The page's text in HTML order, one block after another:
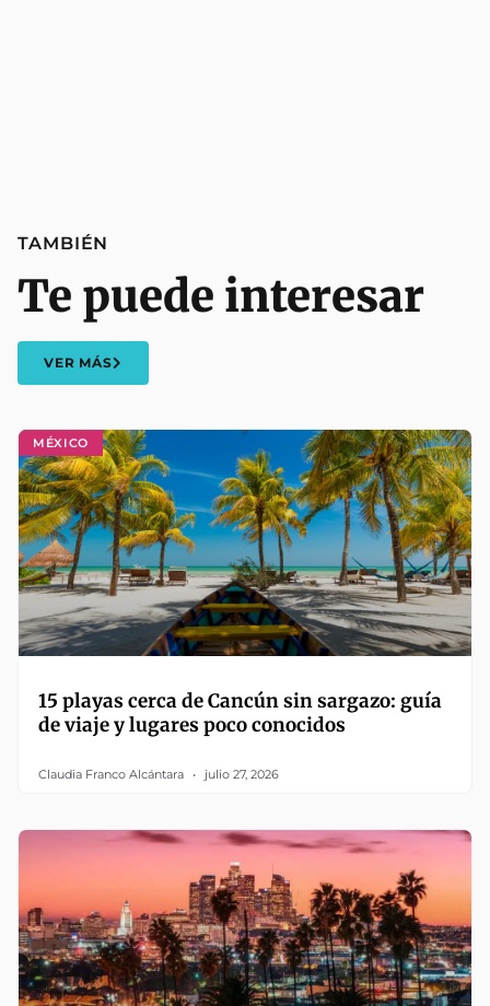
MÉXICO
15 playas cerca de Cancún sin sargazo: guía
de viaje y lugares poco conocidos
Claudia Franco Alcántara julio 27, 2026
TAMBIÉN
Te puede interesar
VER MÁS